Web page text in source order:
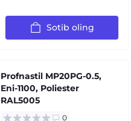
Sotib oling
Profnastil MP20PG-0.5,
Eni-1100, Poliester
RAL5005
0